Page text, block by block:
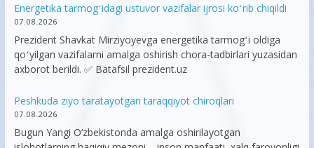
Energetika tarmogʻidagi ustuvor vazifalar ijrosi koʻrib chiqildi
07.08.2026
Prezident Shavkat Mirziyoyevga energetika tarmogʻi oldiga
qoʻyilgan vazifalarni amalga oshirish chora-tadbirlari yuzasidan
axborot berildi. ✅ Batafsil prezident.uz
Peshkuda ziyo taratayotgan taraqqiyot chiroqlari
07.08.2026
Bugun Yangi O‘zbekistonda amalga oshirilayotgan